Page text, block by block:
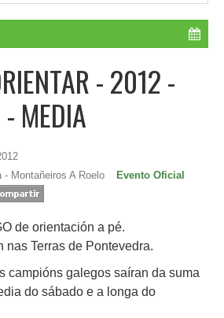
- 2012 -
MEDIA
Montañeiros A Roelo
Evento Oficial
de orientación a pé.
nas Terras de Pontevedra.
campións galegos saíran da suma
do sábado e a longa do